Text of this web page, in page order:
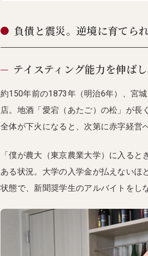
負債と震災。逆境に育てら
テイスティング能力を伸ば
約150年前の1873年（明治6年）、宮
店。地酒「愛宕（あたご）の松」が長
全体が下火になると、次第に赤字経営
「僕が農大（東京農業大学）に入る
ある状況。大学の入学金が払えないほ
状態で、新聞奨学生のアルバイトをし